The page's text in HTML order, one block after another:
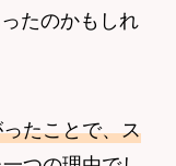
たのかもしれ
たことで、ス